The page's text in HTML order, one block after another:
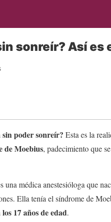
sonreír? Así es
poder sonreír? Esta es la
de Moebius, padecimiento que
una médica anestesióloga que
Ella tenía el síndrome de
17 años de edad.